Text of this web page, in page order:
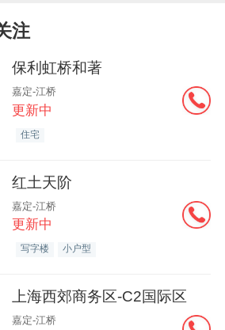
注
保利虹桥和著
嘉定-江桥
更新中
住宅
红土天阶
嘉定-江桥
更新中
写字楼 小户型
上海西郊商务区-C2国际区
嘉定-江桥